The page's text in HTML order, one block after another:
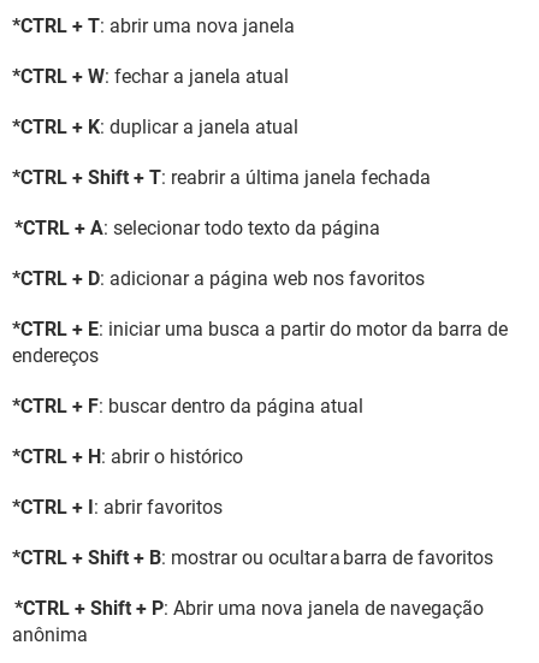
*CTRL + T: abrir uma nova janela
*CTRL + W: fechar a janela atual
*CTRL + K: duplicar a janela atual
*CTRL + Shift + T: reabrir a última janela fechada
*CTRL + A: selecionar todo texto da página
*CTRL + D: adicionar a página web nos favoritos
*CTRL + E: iniciar uma busca a partir do motor da barra de
endereços
*CTRL + F: buscar dentro da página atual
*CTRL + H: abrir o histórico
*CTRL + I: abrir favoritos
*CTRL + Shift + B: mostrar ou ocultar a barra de favoritos
*CTRL + Shift + P: Abrir uma nova janela de navegação
anônima